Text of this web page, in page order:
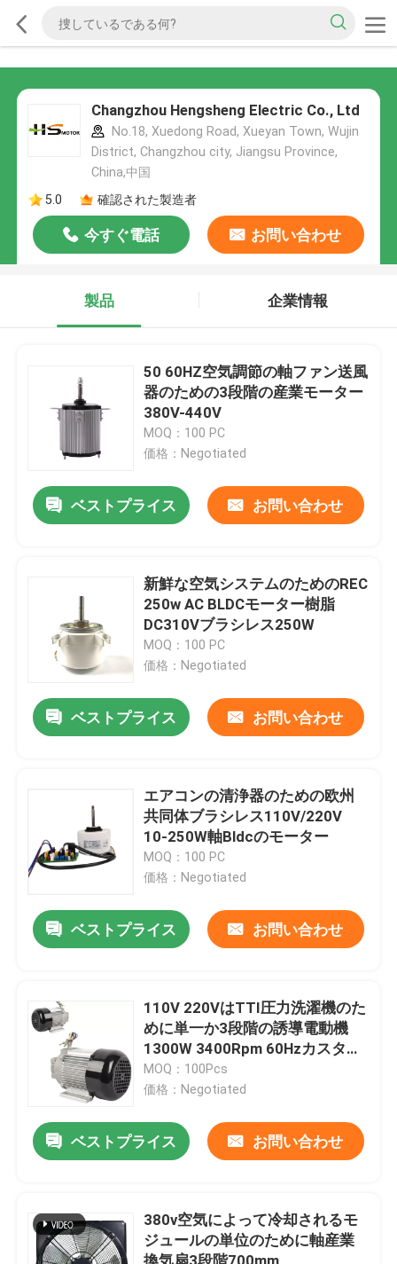
Changzhou Hengsheng Electric Co., Ltd
No.18, Xuedong Road, Xueyan Town, Wujin
District, Changzhou city, Jiangsu Province,
China,中国
5.0
確認された製造者
今すぐ電話 お問い合わせ
製品 企業情報
50 60HZ空気調節の軸ファン送風
器のための3段階の産業モーター
380V-440V
MOQ：100 PC
価格：Negotiated
ベストプライス お問い合わせ
新鮮な空気システムのためのREC
250w AC BLDCモーター樹脂
DC310Vブラシレス250W
MOQ：100 PC
価格：Negotiated
ベストプライス お問い合わせ
エアコンの清浄器のための欧州
共同体ブラシレス110V/220V
10-250W軸Bldcのモーター
MOQ：100 PC
価格：Negotiated
ベストプライス お問い合わせ
110V 220VはTTI圧力洗濯機のた
めに単一か3段階の誘導電動機
1300W 3400Rpm 60Hzカスタマ
イズした
MOQ：100Pcs
価格：Negotiated
ベストプライス お問い合わせ
380v空気によって冷却されるモ
ジュールの単位のために軸産業
換気扇3段階700mm